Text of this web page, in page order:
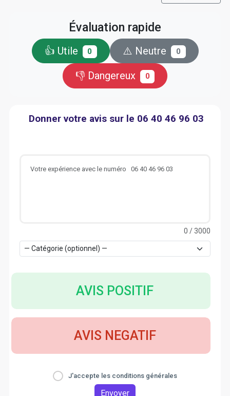
Évaluation rapide
👍 Utile 0 ⚠️ Neutre 0
👎 Dangereux 0
Donner votre avis sur le 06 40 46 96 03
0 / 3000
AVIS POSITIF
AVIS NEGATIF
J'accepte les conditions générales
Envoyer